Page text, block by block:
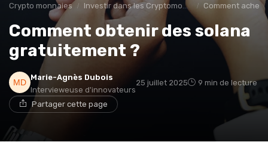
Crypto monnaies Investir dans les Cryptomonnaies Comment
Comment obtenir des solana
gratuitement ?
Marie-Agnès Dubois
Intervieweuse d'innovateurs
25 juillet 2025 9 min de lecture
Partager cette page